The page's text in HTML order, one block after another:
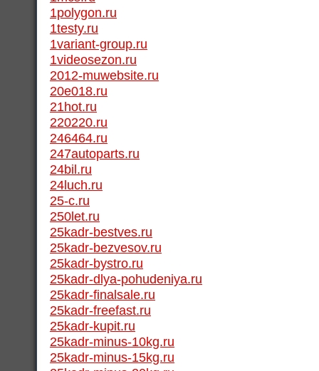
1polygon.ru
1testy.ru
1variant-group.ru
1videosezon.ru
2012-muwebsite.ru
20e018.ru
21hot.ru
220220.ru
246464.ru
247autoparts.ru
24bil.ru
24luch.ru
25-c.ru
250let.ru
25kadr-bestves.ru
25kadr-bezvesov.ru
25kadr-bystro.ru
25kadr-dlya-pohudeniya.ru
25kadr-finalsale.ru
25kadr-freefast.ru
25kadr-kupit.ru
25kadr-minus-10kg.ru
25kadr-minus-15kg.ru